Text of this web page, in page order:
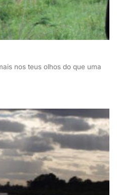
nos teus olhos do que uma